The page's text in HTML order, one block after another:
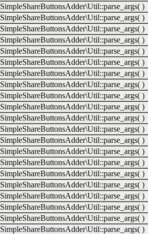
SimpleShareButtonsAdder\Util::parse_args( )
SimpleShareButtonsAdder\Util::parse_args( )
SimpleShareButtonsAdder\Util::parse_args( )
SimpleShareButtonsAdder\Util::parse_args( )
SimpleShareButtonsAdder\Util::parse_args( )
SimpleShareButtonsAdder\Util::parse_args( )
SimpleShareButtonsAdder\Util::parse_args( )
SimpleShareButtonsAdder\Util::parse_args( )
SimpleShareButtonsAdder\Util::parse_args( )
SimpleShareButtonsAdder\Util::parse_args( )
SimpleShareButtonsAdder\Util::parse_args( )
SimpleShareButtonsAdder\Util::parse_args( )
SimpleShareButtonsAdder\Util::parse_args( )
SimpleShareButtonsAdder\Util::parse_args( )
SimpleShareButtonsAdder\Util::parse_args( )
SimpleShareButtonsAdder\Util::parse_args( )
SimpleShareButtonsAdder\Util::parse_args( )
SimpleShareButtonsAdder\Util::parse_args( )
SimpleShareButtonsAdder\Util::parse_args( )
SimpleShareButtonsAdder\Util::parse_args( )
SimpleShareButtonsAdder\Util::parse_args( )